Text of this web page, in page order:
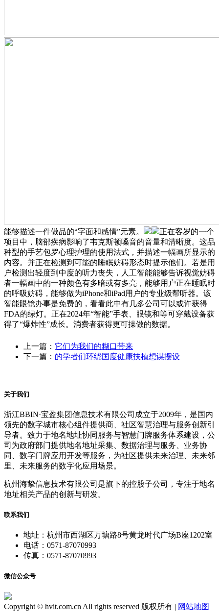
能够描述一件做品的“字面和感情”元素。
正在客岁的一个
项目中，脑部疾病影响了韦克斯顿嗓音的音量和清晰度。这品
种型的手艺包罗心理护理的使用法式，并描述一幅画所显示的
内容。并正在检测到可能的睡眠妨碍形态时提示他们。若是用
户检测出轻度到中度的听力丧失，人工智能能够告诉视觉妨碍
者一幅画中的一种颜色有多暗或有多亮，能够用户正在睡眠时
的呼吸妨碍，能够做为iPhone和iPad用户的专业级帮听器。该
智能眼镜办事是免费的，看看此中有几多公司可以或许获得
FDA的绿灯。正在2024年“智能”手表、眼镜和等可穿戴设备获
得了“爆炸性”成长。消费者获得更可操做的数据。
上一篇： 它们为我们的糊口带来
下一篇： 的学者们环绕国度健康扶植想谋摆设
关于我们
浙江BBIN·宝盈集团信息技术有限公司成立于2009年，是国内
领先的数字城市核心组件提供商、社区智慧治理与服务创新引
导者。致力于地名地址协同服务与智慧门牌服务体系建设，公
司为政府部门提供地名地址采集、数据治理与服务、业务协
同、数字门牌应用开发等服务，为社区提供未来治理、未来邻
里、未来服务的数字化应用场景。
杭州海挚信息技术有限公司是旗下的控股子公司，专注于地名
地址相关产品的创新与研发。
联系我们
地址：杭州市西湖区万塘路8号黄龙时代广场B座1202室
电话：0571-87070993
传真：0571-87070993
微信公众号
Copyright © hvit.com.cn All rights reserved 版权所有 | 网站地图